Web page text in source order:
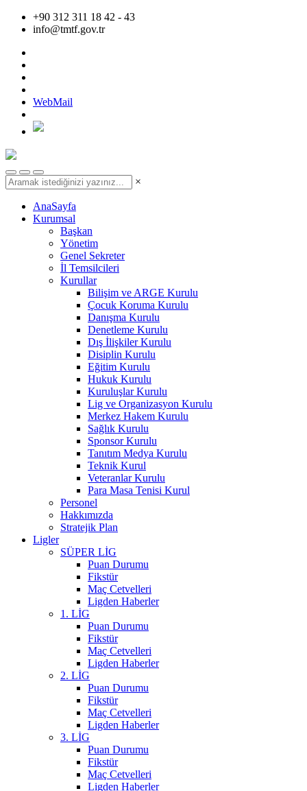
+90 312 311 18 42 - 43
info@tmtf.gov.tr
WebMail
×
AnaSayfa
Kurumsal
Başkan
Yönetim
Genel Sekreter
İl Temsilcileri
Kurullar
Bilişim ve ARGE Kurulu
Çocuk Koruma Kurulu
Danışma Kurulu
Denetleme Kurulu
Dış İlişkiler Kurulu
Disiplin Kurulu
Eğitim Kurulu
Hukuk Kurulu
Kuruluşlar Kurulu
Lig ve Organizasyon Kurulu
Merkez Hakem Kurulu
Sağlık Kurulu
Sponsor Kurulu
Tanıtım Medya Kurulu
Teknik Kurul
Veteranlar Kurulu
Para Masa Tenisi Kurul
Personel
Hakkımızda
Stratejik Plan
Ligler
SÜPER LİG
Puan Durumu
Fikstür
Maç Cetvelleri
Ligden Haberler
1. LİG
Puan Durumu
Fikstür
Maç Cetvelleri
Ligden Haberler
2. LİG
Puan Durumu
Fikstür
Maç Cetvelleri
Ligden Haberler
3. LİG
Puan Durumu
Fikstür
Maç Cetvelleri
Ligden Haberler